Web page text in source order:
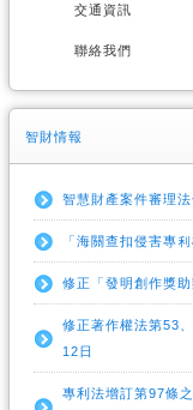
交通資訊
聯絡我們
智財情報
智慧財產案件審理
「海關查扣侵害專
修正「發明創作獎
修正著作權法第53
12日
專利法增訂第97條